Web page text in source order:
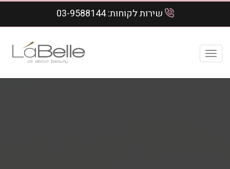
שירות לקוחות:03-9588144